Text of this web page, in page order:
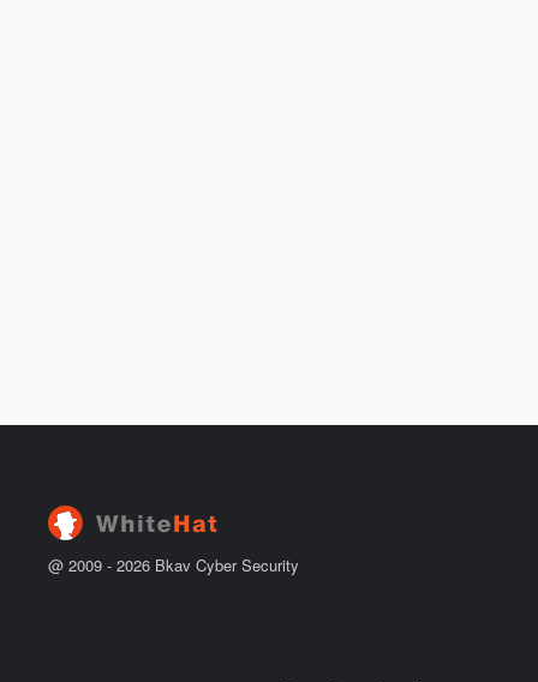
@ 2009 - 2026 Bkav Cyber Security